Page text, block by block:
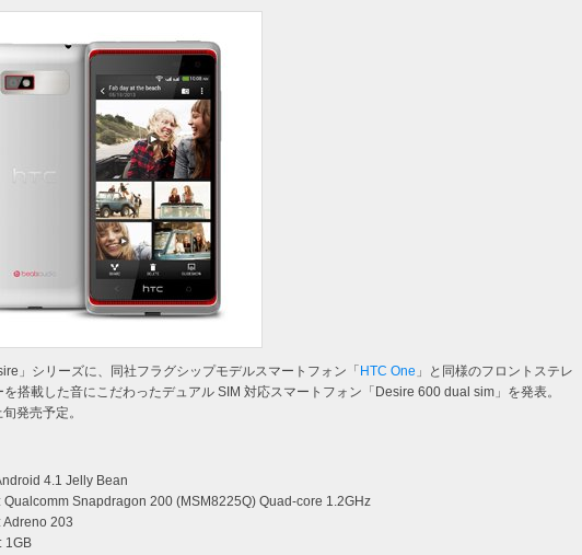
」シリーズに、同社フラグシップモデルスマートフォン「 HTC One 」と同様のフロントステレ
を搭載した音にこだわったデュアル SIM 対応スマートフォン「Desire 600 dual sim」を発表。
発売予定。
4.1 Jelly Bean
Qualcomm Snapdragon 200 (MSM8225Q) Quad-core 1.2GHz
Adreno 203
1GB